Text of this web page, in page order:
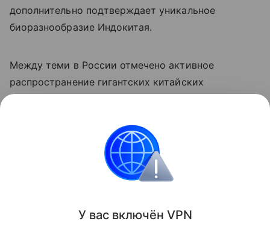
дополнительно подтверждает уникальное
биоразнообразие Индокитая.
Между теми в России отмечено активное
распространение гигантских китайских
моллюсков. Малакологи
Биология
Поделиться
У вас включён VPN